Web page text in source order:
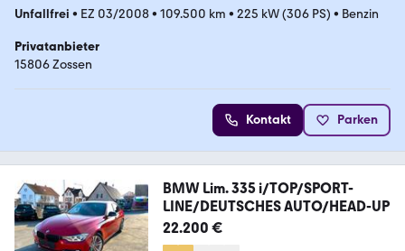
Unfallfrei • EZ 03/2008• 109.500 km • 225 kW (306 PS) • Benzin
Privatanbieter
15806 Zossen
Kontakt Parken
BMW Lim. 335 i/TOP/SPORT-
LINE/DEUTSCHES AUTO/HEAD-UP
22.200 €